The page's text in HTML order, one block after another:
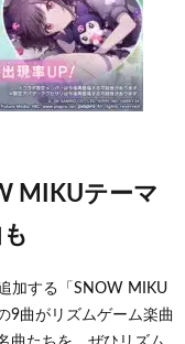
MIKUテーマ
加する「SNOW MIKU
9曲がリズムゲーム楽曲